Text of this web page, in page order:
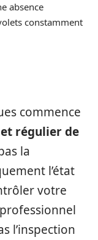
absence
constamment
commence
régulier de
la
l’état
votre
l’inspection